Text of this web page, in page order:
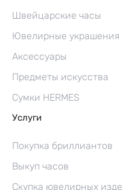
Швейцарские часы
Ювелирные украшения
Аксессуары
Предметы искусства
Сумки HERMES
Услуги
Покупка бриллиантов
Выкуп часов
Скупка ювелирных